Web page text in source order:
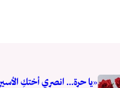
«يا حرة… انصري أختكِ